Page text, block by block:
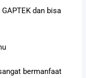
dan bisa
bermanfaat